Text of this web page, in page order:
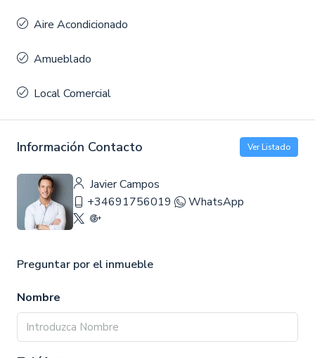
Aire Acondicionado
Amueblado
Local Comercial
Información Contacto Ver Listado
Javier Campos
+34691756019
WhatsApp
Preguntar por el inmueble
Nombre